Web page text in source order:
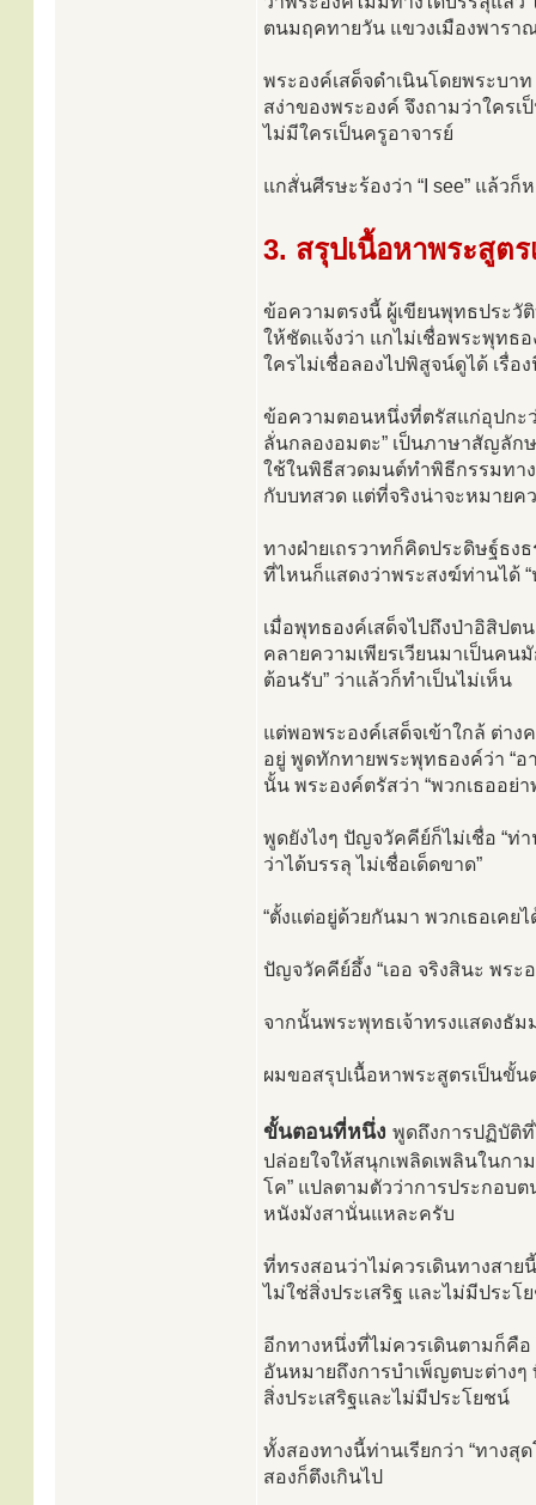
ตนมฤคทายวัน แขวงเมืองพารา
พระองค์เสด็จดำเนินโดยพระบ
สง่าของพระองค์ จึงถามว่าใคร
ไม่มีใครเป็นครูอาจารย์
แกสั่นศีรษะร้องว่า “I see” แล้วก็
3. สรุปเนื้อหาพระสูต
ข้อความตรงนี้ ผู้เขียนพุทธประวั
ให้ชัดแจ้งว่า แกไม่เชื่อพระพุทธ
ใครไม่เชื่อลองไปพิสูจน์ดูได้ เรื่อ
ข้อความตอนหนึ่งที่ตรัสแก่อุปกะว่
ลั่นกลองอมตะ” เป็นภาษาสัญลัก
ใช้ในพิธีสวดมนต์ทำพิธีกรรมทาง
กับบทสวด แต่ที่จริงน่าจะหมายค
ทางฝ่ายเถรวาทก็คิดประดิษฐ์ธ
ที่ไหนก็แสดงว่าพระสงฆ์ท่านได้
เมื่อพุทธองค์เสด็จไปถึงป่าอิสิป
คลายความเพียรเวียนมาเป็นคน
ต้อนรับ” ว่าแล้วก็ทำเป็นไม่เห็น
แต่พอพระองค์เสด็จเข้าใกล้ ต่า
อยู่ พูดทักทายพระพุทธองค์ว่า “อ
นั้น พระองค์ตรัสว่า “พวกเธออย่
พูดยังไงๆ ปัญจวัคคีย์ก็ไม่เชื่อ “ท่
ว่าได้บรรลุ ไม่เชื่อเด็ดขาด”
“ตั้งแต่อยู่ด้วยกันมา พวกเธอเค
ปัญจวัคคีย์อึ้ง “เออ จริงสินะ พระ
จากนั้นพระพุทธเจ้าทรงแสดงธั
ผมขอสรุปเนื้อหาพระสูตรเป็นขั้
ขั้นตอนที่หนึ่ง พูดถึงการปฏิบัติที่
ปล่อยใจให้สนุกเพลิดเพลินในกา
โค” แปลตามตัวว่าการประกอบ
หนังมังสานั่นแหละครับ
ที่ทรงสอนว่าไม่ควรเดินทางสาย
ไม่ใช่สิ่งประเสริฐ และไม่มีประโ
อีกทางหนึ่งที่ไม่ควรเดินตามก็คือ
อันหมายถึงการบำเพ็ญตบะต่าง
สิ่งประเสริฐและไม่มีประโยชน์
ทั้งสองทางนี้ท่านเรียกว่า “ทางสุ
สองก็ตึงเกินไป